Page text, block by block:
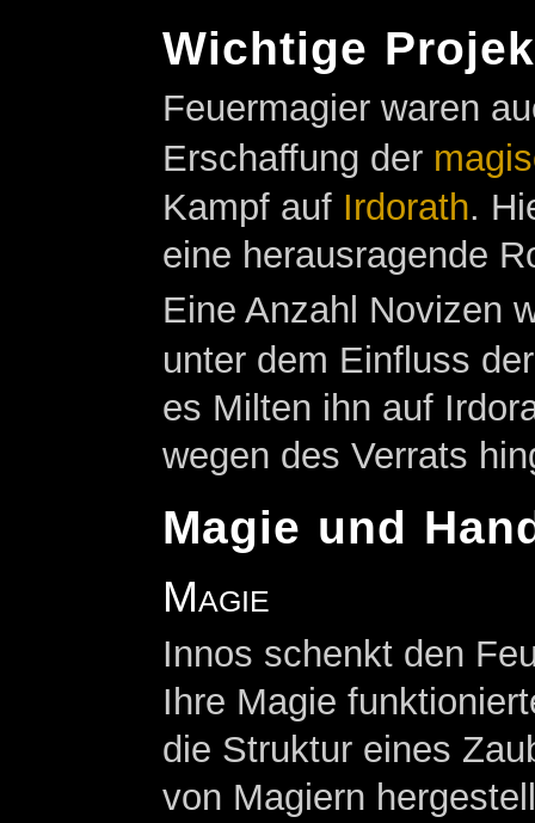
Wichtige
Feuermagier waren
Erschaffung der
Kampf auf Irdorath.
eine herausragende
Eine Anzahl Novizen
unter dem Einfluss
es Milten ihn auf
wegen des Verrats
Magie und
Magie
Innos schenkt den
Ihre Magie
die Struktur eines
von Magiern